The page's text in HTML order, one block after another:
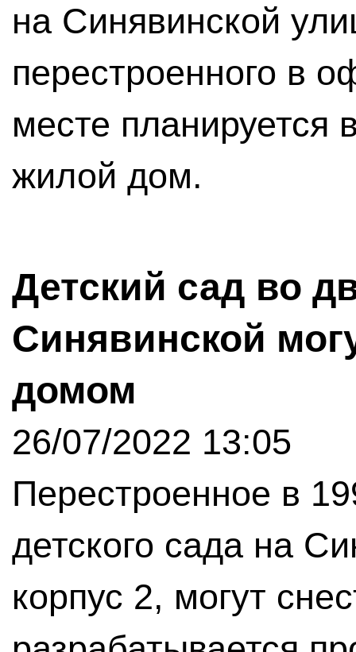
на Синявинской
перестроенного в
месте планируется
жилой дом.
Детский сад во
Синявинской
домом
26/07/2022 13:05
Перестроенное в
детского сада на
корпус 2, могут